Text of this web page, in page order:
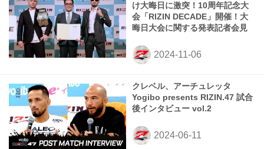
け大晦日に激突！10周年記念大
会「RIZIN DECADE」開催！大
晦日大会に関する発表記者会見
クレベル、アーチュレッタ
Yogibo presents RIZIN.47 試合
後インタビュー vol.2